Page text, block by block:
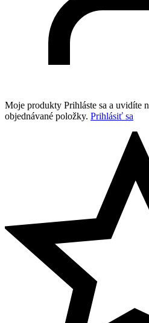
Moje produkty Prihláste sa a uvidíte
objednávané položky. Prihlásiť sa